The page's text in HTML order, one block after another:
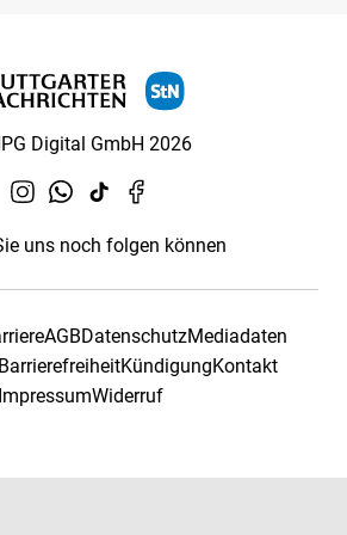
Digital GmbH 2026
uns noch folgen können
AGBDatenschutzMediadaten
KündigungKontakt
ImpressumWiderruf